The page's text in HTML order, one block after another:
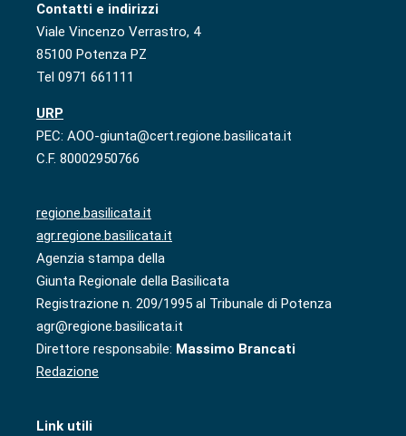
Contatti e indirizzi
Viale Vincenzo Verrastro, 4
85100 Potenza PZ
Tel 0971 661111
URP
PEC: AOO-giunta@cert.regione.basilicata.it
C.F. 80002950766
regione.basilicata.it
agr.regione.basilicata.it
Agenzia stampa della
Giunta Regionale della Basilicata
Registrazione n. 209/1995 al Tribunale di Potenza
agr@regione.basilicata.it
Direttore responsabile: Massimo Brancati
Redazione
Link utili